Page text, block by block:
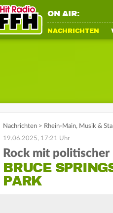
ON AIR:
NACHRICHTEN
Nachrichten > Rhein-Main, Musik &
19.06.2025, 17:21 Uhr
Rock mit
BRUCE
PARK